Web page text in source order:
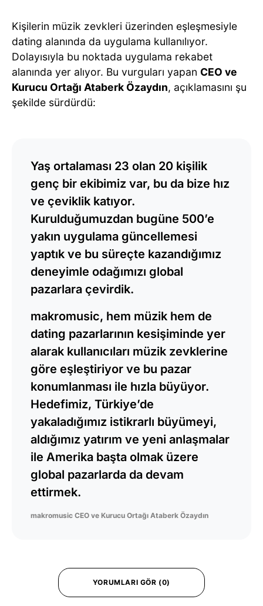
Kişilerin müzik zevkleri üzerinden eşleşmesiyle
dating alanında da uygulama kullanılıyor.
Dolayısıyla bu noktada uygulama rekabet
alanında yer alıyor. Bu vurguları yapan CEO ve
Kurucu Ortağı Ataberk Özaydın, açıklamasını şu
şekilde sürdürdü:
Yaş ortalaması 23 olan 20 kişilik
genç bir ekibimiz var, bu da bize hız
ve çeviklik katıyor.
Kurulduğumuzdan bugüne 500’e
yakın uygulama güncellemesi
yaptık ve bu süreçte kazandığımız
deneyimle odağımızı global
pazarlara çevirdik.
makromusic, hem müzik hem de
dating pazarlarının kesişiminde yer
alarak kullanıcıları müzik zevklerine
göre eşleştiriyor ve bu pazar
konumlanması ile hızla büyüyor.
Hedefimiz, Türkiye’de
yakaladığımız istikrarlı büyümeyi,
aldığımız yatırım ve yeni anlaşmalar
ile Amerika başta olmak üzere
global pazarlarda da devam
ettirmek.
makromusic CEO ve Kurucu Ortağı Ataberk Özaydın
YORUMLARI GÖR (0)